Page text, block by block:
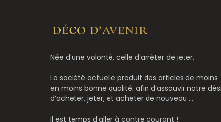
Née d’une volonté, celle d’arrêter de jeter.
La société actuelle produit des articles de moins
en moins bonne qualité, afin d’assouvir notre
d’acheter, jeter, et acheter de nouveau ...
Il est temps d’aller à contre courant !